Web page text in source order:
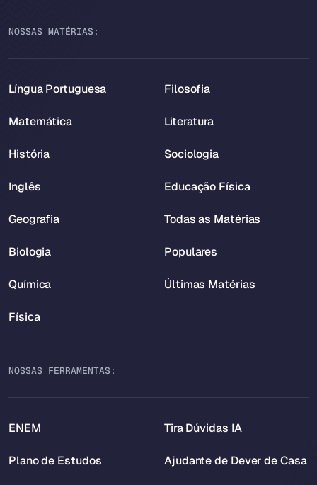
NOSSAS MATÉRIAS:
Língua Portuguesa
Matemática
História
Inglês
Geografia
Biologia
Química
Física
Filosofia
Literatura
Sociologia
Educação Física
Todas as Matérias
Populares
Últimas Matérias
NOSSAS FERRAMENTAS:
ENEM
Plano de Estudos
Tira Dúvidas IA
Ajudante de Dever de Casa